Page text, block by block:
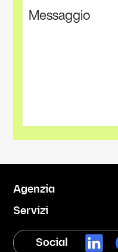
Agenzia
Servizi
Social